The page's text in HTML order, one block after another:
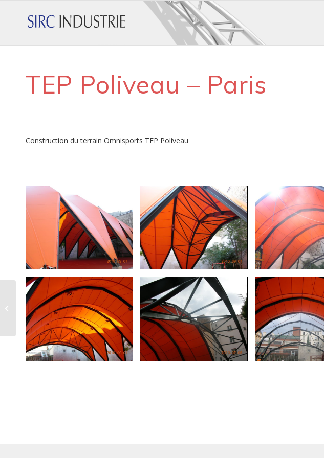
TEP Poliveau – Paris
Construction du terrain Omnisports TEP Poliveau
Centre Omnisports de
Vichy